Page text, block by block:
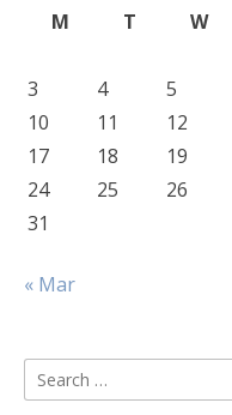
M
T W
3
4 5
10
11 12
17
18 19
24
25 26
31
« Mar
Search
for: